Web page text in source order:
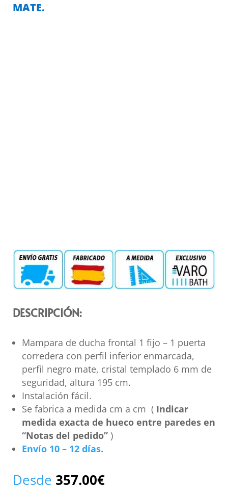
MATE.
DESCRIPCIÓN:
Mampara de ducha frontal 1 fijo – 1 puerta
corredera con perfil inferior enmarcada,
perfil negro mate, cristal templado 6 mm de
seguridad, altura 195 cm.
Instalación fácil.
Se fabrica a medida cm a cm ( Indicar
medida exacta de hueco entre paredes en
“Notas del pedido”)
Envío 10 – 12 días.
Desde 357.00€